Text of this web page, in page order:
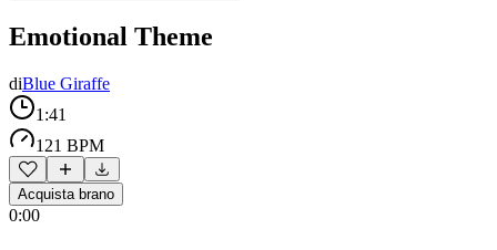
Emotional Theme
diBlue Giraffe
1:41
121 BPM
Acquista brano
0:00